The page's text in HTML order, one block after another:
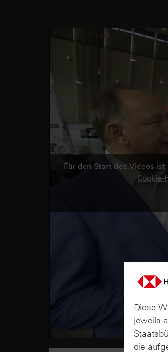
Für den Start des Videos
Cookie-
Diese
jeweils
die